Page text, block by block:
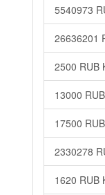
5540973
26636201
2500 RUB
13000
17500
2330278
1620 RUB